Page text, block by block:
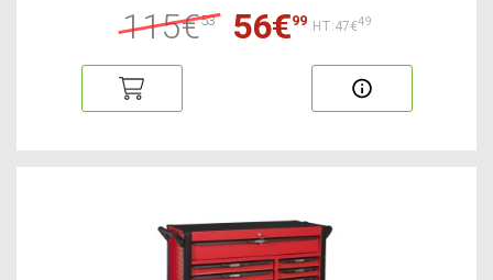
115€53 56€99 HT:47€49